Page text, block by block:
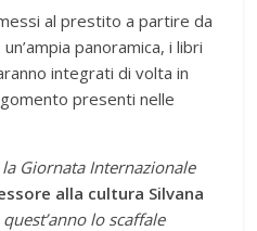
al prestito a partire da
panoramica, i libri
integrati di volta in
presenti nelle
Giornata Internazionale
alla cultura Silvana
lo scaffale